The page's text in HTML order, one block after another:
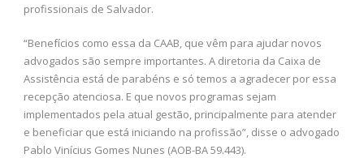
profissionais de Salvador.
“Benefícios como essa da CAAB, que vêm para ajudar novos
advogados são sempre importantes. A diretoria da Caixa de
Assistência está de parabéns e só temos a agradecer por essa
recepção atenciosa. E que novos programas sejam
implementados pela atual gestão, principalmente para atender
e beneficiar que está iniciando na profissão”, disse o advogado
Pablo Vinícius Gomes Nunes (AOB-BA 59.443).